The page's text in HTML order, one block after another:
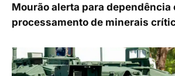
Mourão alerta para dependência
processamento de minerais